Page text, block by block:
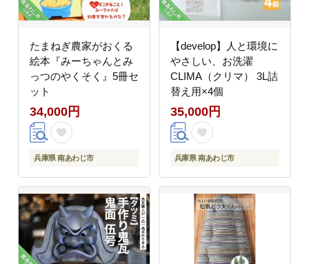
たまねぎ農家がおくる
絵本『みーちゃんとみ
っつのやくそく』5冊セ
ット
34,000円
兵庫県 南あわじ市
【develop】人と環境に
やさしい、お洗濯
CLIMA（クリマ） 3L詰
替え用×4個
35,000円
兵庫県 南あわじ市